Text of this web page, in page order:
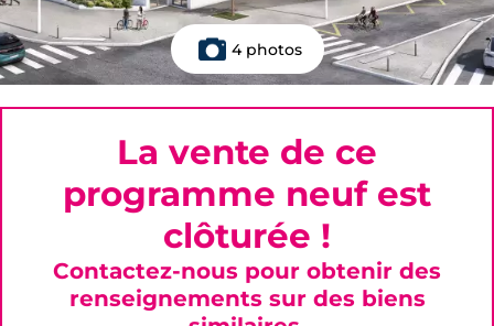
4 photos
La vente de ce
programme neuf est
clôturée !
Contactez-nous pour obtenir des
renseignements sur des biens